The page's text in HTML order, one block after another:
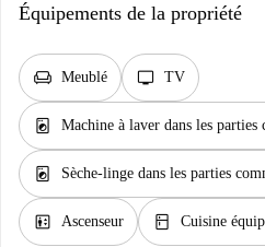
Équipements de la propriété
chair Meublé tv TV
local_laundry_service Machine à laver dans les parties
local_laundry_service Sèche-linge dans les parties
elevator Ascenseur kitchen Cuisine